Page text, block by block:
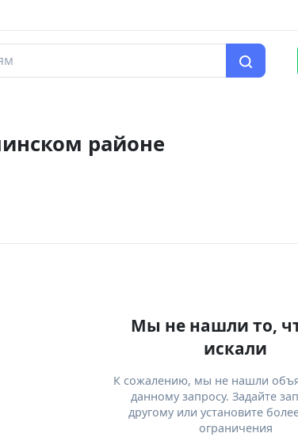
районе
Мы не нашли то,
искали
К сожалению, мы не нашли
данному запросу. Задайте
другому или установите
ограничения